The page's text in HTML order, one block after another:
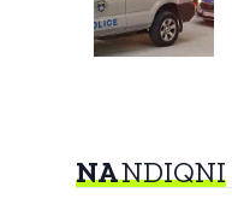
NANDIQNI